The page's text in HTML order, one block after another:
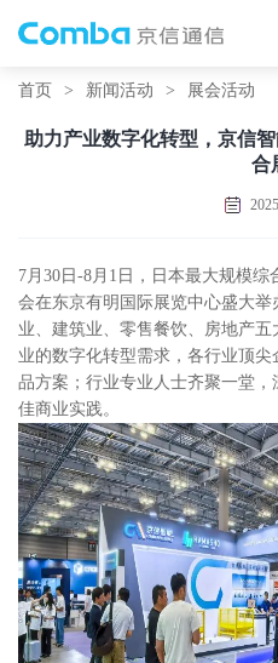
首页 > 新闻活动 > 展会活动
助力产业数字化转型，京信
合
7月30日-8月1日，日本最大规模
会在东京有明国际展览中心盛大
业、建筑业、零售餐饮、房地产
业的数字化转型需求，各行业顶
品方案；行业专业人士齐聚一堂
佳商业实践。